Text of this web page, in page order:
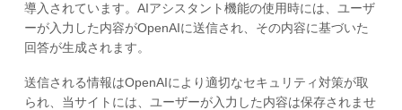
導入されています。AIアシスタント機能の使用時には、ユーザ
ーが入力した内容がOpenAIに送信され、その内容に基づいた
回答が生成されます。
送信される情報はOpenAIにより適切なセキュリティ対策が取
られ、当サイトには、ユーザーが入力した内容は保存されませ